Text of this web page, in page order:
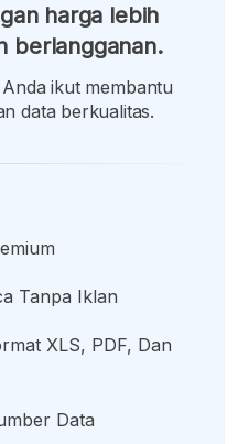
harga lebih
berlangganan.
ikut membantu
data berkualitas.
Tanpa Iklan
XLS, PDF, Dan
Data